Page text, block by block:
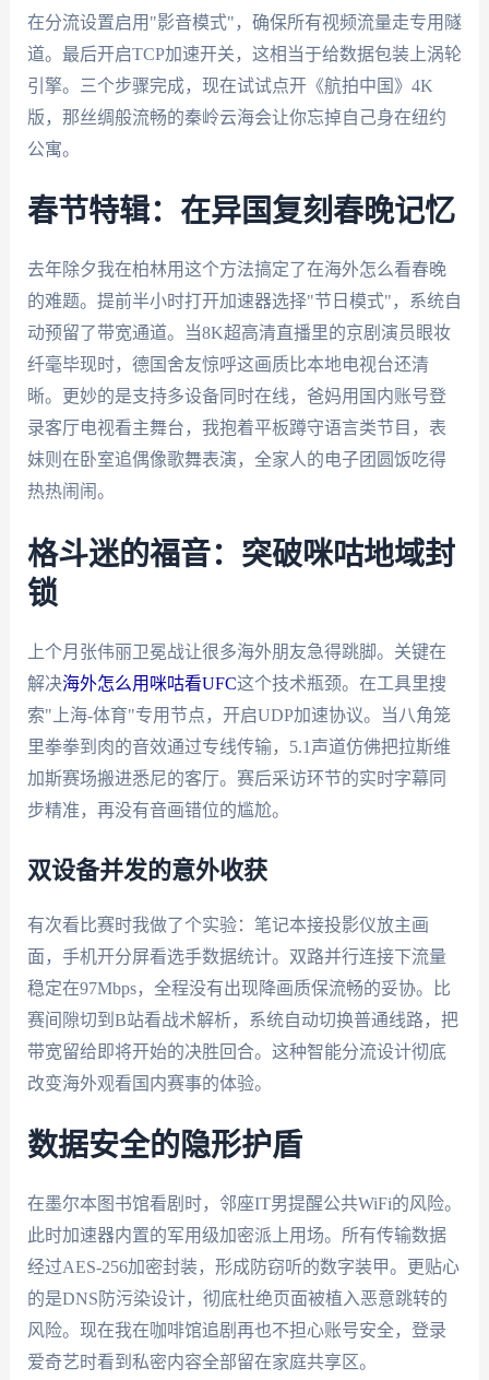
在分流设置启用"影音模式"，确保所有视频流量走专用隧
道。最后开启TCP加速开关，这相当于给数据包装上涡轮
引擎。三个步骤完成，现在试试点开《航拍中国》4K
版，那丝绸般流畅的秦岭云海会让你忘掉自己身在纽约
公寓。
春节特辑：在异国复刻春晚记忆
去年除夕我在柏林用这个方法搞定了在海外怎么看春晚
的难题。提前半小时打开加速器选择"节日模式"，系统自
动预留了带宽通道。当8K超高清直播里的京剧演员眼妆
纤毫毕现时，德国舍友惊呼这画质比本地电视台还清
晰。更妙的是支持多设备同时在线，爸妈用国内账号登
录客厅电视看主舞台，我抱着平板蹲守语言类节目，表
妹则在卧室追偶像歌舞表演，全家人的电子团圆饭吃得
热热闹闹。
格斗迷的福音：突破咪咕地域封
锁
上个月张伟丽卫冕战让很多海外朋友急得跳脚。关键在
解决海外怎么用咪咕看UFC这个技术瓶颈。在工具里搜
索"上海-体育"专用节点，开启UDP加速协议。当八角笼
里拳拳到肉的音效通过专线传输，5.1声道仿佛把拉斯维
加斯赛场搬进悉尼的客厅。赛后采访环节的实时字幕同
步精准，再没有音画错位的尴尬。
双设备并发的意外收获
有次看比赛时我做了个实验：笔记本接投影仪放主画
面，手机开分屏看选手数据统计。双路并行连接下流量
稳定在97Mbps，全程没有出现降画质保流畅的妥协。比
赛间隙切到B站看战术解析，系统自动切换普通线路，把
带宽留给即将开始的决胜回合。这种智能分流设计彻底
改变海外观看国内赛事的体验。
数据安全的隐形护盾
在墨尔本图书馆看剧时，邻座IT男提醒公共WiFi的风险。
此时加速器内置的军用级加密派上用场。所有传输数据
经过AES-256加密封装，形成防窃听的数字装甲。更贴心
的是DNS防污染设计，彻底杜绝页面被植入恶意跳转的
风险。现在我在咖啡馆追剧再也不担心账号安全，登录
爱奇艺时看到私密内容全部留在家庭共享区。